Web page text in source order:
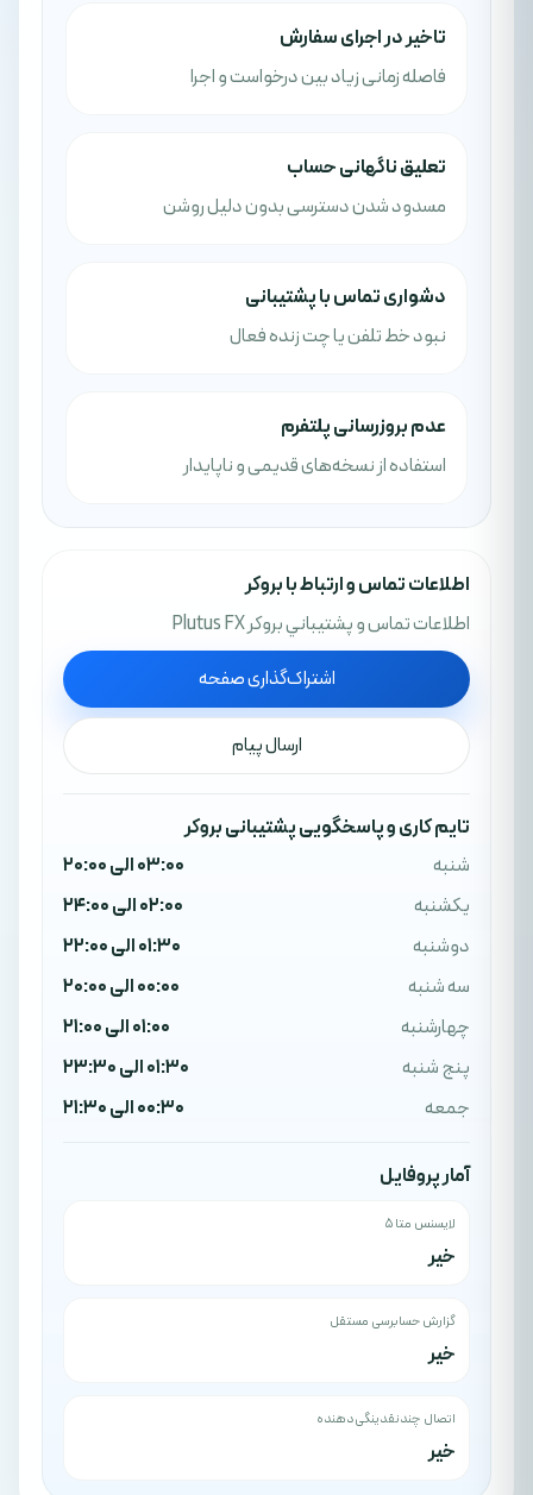
تاخیر در اجرای سفارش
فاصله زمانی زیاد بین درخواست و اجرا
تعلیق ناگهانی حساب
مسدود شدن دسترسی بدون دلیل روشن
دشواری تماس با پشتیبانی
نبود خط تلفن یا چت زنده فعال
عدم بروزرسانی پلتفرم
استفاده از نسخه‌های قدیمی و ناپایدار
اطلاعات تماس و ارتباط با بروکر
اطلاعات تماس و پشتيباني بروکر Plutus FX
اشتراک‌گذاری صفحه
ارسال پیام
تایم کاری و پاسخگویی پشتیبانی بروکر
شنبه
03:00 الی 20:00
یکشنبه
02:00 الی 24:00
دوشنبه
01:30 الی 22:00
سه شنبه
00:00 الی 20:00
چهارشنبه
01:00 الی 21:00
پنج شنبه
01:30 الی 23:30
جمعه
00:30 الی 21:30
آمار پروفایل
لایسنس متا ۵
خیر
گزارش حسابرسی مستقل
خیر
اتصال چندنقدینگی‌دهنده
خیر